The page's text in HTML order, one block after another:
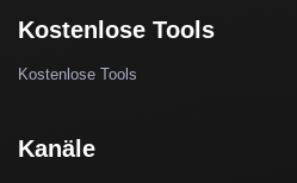
Kostenlose Tools
Kostenlose Tools
Kanäle